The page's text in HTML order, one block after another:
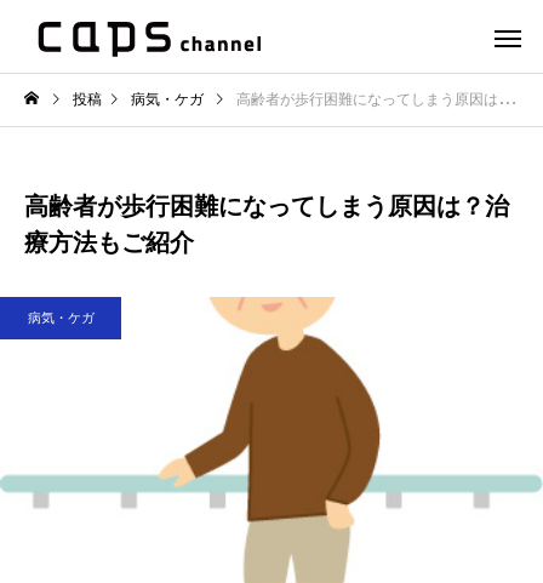
投稿 病気・ケガ 高齢者が歩行困難になってしまう原因は？治療方法もご紹介
高齢者が歩行困難になってしまう原因は？治
療方法もご紹介
病気・ケガ